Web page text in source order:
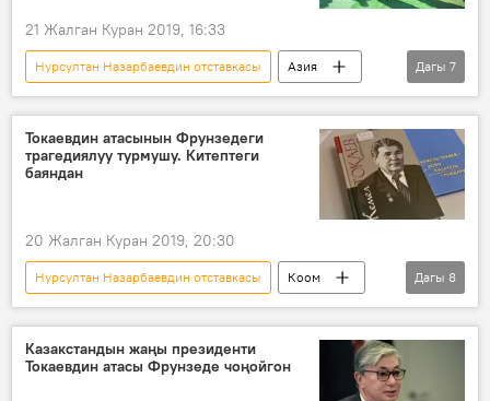
21 Жалган Куран 2019, 16:33
Нурсултан Назарбаевдин отставкасы
Азия
Дүйнөдө
Жаңылыктар
Казакстан
Нурсултан Назарбаев
Касым-Жомарт Токаев
президент
Дагы 7
Токаевдин атасынын Фрунзедеги
трагедиялуу турмушу. Китептеги
баяндан
20 Жалган Куран 2019, 20:30
Нурсултан Назарбаевдин отставкасы
Коом
Азия
Дүйнөдө
Жаңылыктар
Кыргызстан
Фрунзе
Касым-Жомарт Токаев
үй-бүлө
Дагы 8
Казакстандын жаңы президенти
Токаевдин атасы Фрунзеде чоңойгон